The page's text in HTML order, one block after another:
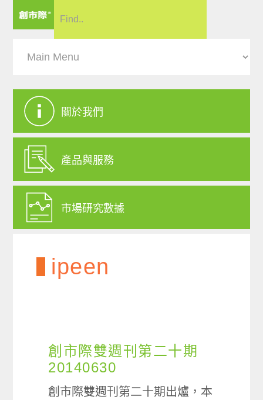
關於我們
產品與服務
市場研究數據
ipeen
創市際雙週刊第二十期
20140630
創市際雙週刊第二十期出爐，本